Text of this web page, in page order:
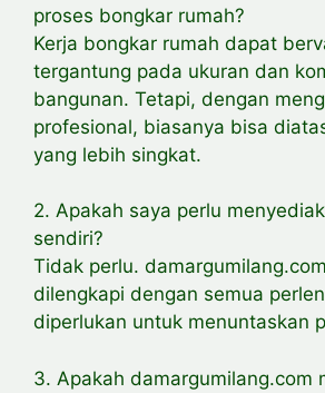
proses bongkar rumah?
Kerja bongkar rumah dapat
tergantung pada ukuran dan
bangunan. Tetapi, dengan
profesional, biasanya bisa
yang lebih singkat.
2. Apakah saya perlu
sendiri?
Tidak perlu.
dilengkapi dengan semua
diperlukan untuk menuntaskan
3. Apakah damargumilang.com